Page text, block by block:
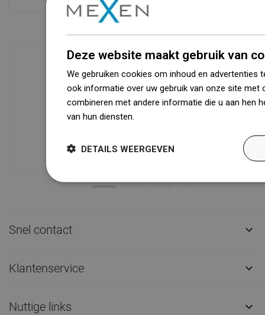
Beschikbaarheid van goederen
Een modern logistiek centrum met een
oppervlakte van 31.000 m² met meer
dan 1500.000 beschikbare producten!
Snel contact 
Klantenservice 
Nuttige links 
Deze website maakt gebruik van
We gebruiken cookies om inhoud en advertenties
ook informatie over uw gebruik van onze site met
combineren met andere informatie die u aan hen
van hun diensten.
DETAILS WEERGEVEN